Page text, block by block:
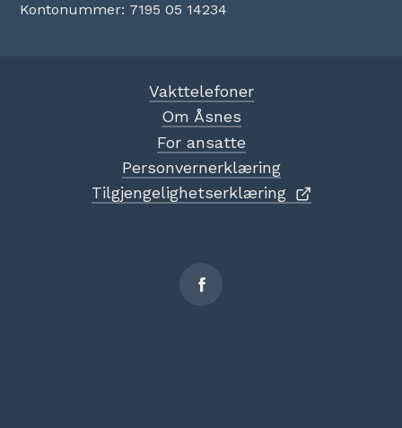
Kontonummer: 7195 05 14234
Vakttelefoner
Om Åsnes
For ansatte
Personvernerklæring
Tilgjengelighetserklæring